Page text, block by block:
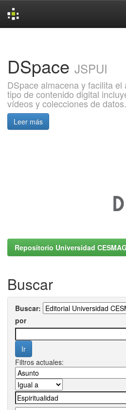
DSpace JSPUI
DSpace almacena y facilita
tipo de contenido digital
vídeos y colecciones de datos.
Leer más
Repositorio Universidad CESMAG
Buscar
Buscar:
por
Filtros actuales: